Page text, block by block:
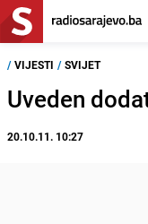
/ VIJESTI / SVIJET
Uveden
20.10.11. 10:27